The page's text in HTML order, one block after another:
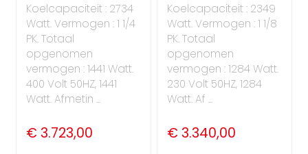
Koelcapaciteit : 2734
Watt. Vermogen : 1 1/4
PK. Totaal
opgenomen
vermogen : 1441 Watt.
400 Volt 50HZ, 1441
Watt. Afmetin ...
€ 3.723,00
Koelcapaciteit : 2349
Watt. Vermogen : 1 1/8
PK. Totaal
opgenomen
vermogen : 1284 Watt.
230 Volt 50HZ, 1284
Watt. Af ...
€ 3.340,00